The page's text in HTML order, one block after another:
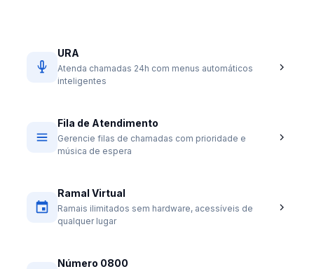
URA
Atenda chamadas 24h com menus automáticos
inteligentes
Fila de Atendimento
Gerencie filas de chamadas com prioridade e
música de espera
Ramal Virtual
Ramais ilimitados sem hardware, acessíveis de
qualquer lugar
Número 0800